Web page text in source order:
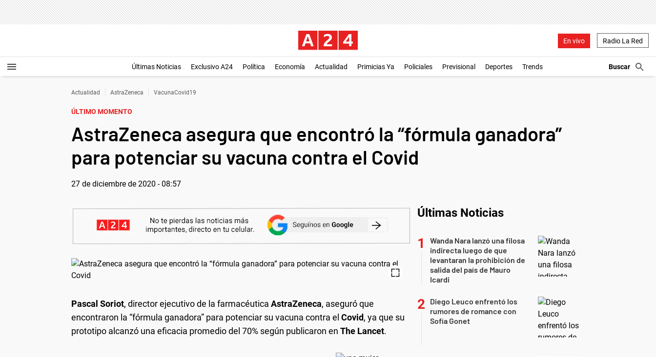
En vivo Radio La Red
Últimas Noticias Exclusivo A24 Política Economía Actualidad Primicias Ya Policiales Previsional Deportes Trends
Actualidad AstraZeneca VacunaCovid19
ÚLTIMO MOMENTO
AstraZeneca asegura que encontró la “fórmula ganadora”
para potenciar su vacuna contra el Covid
27 de diciembre de 2020 - 08:57
Pascal Soriot, director ejecutivo de la farmacéutica AstraZeneca, aseguró que
encontraron la “fórmula ganadora” para potenciar su vacuna contra el Covid, ya que su
prototipo alcanzó una eficacia promedio del 70% según publicaron en The Lancet.
Últimas Noticias
Wanda Nara lanzó una filosa
indirecta luego de que
levantaran la prohibición de
salida del país de Mauro
Icardi
Diego Leuco enfrentó los
rumores de romance con
Sofía Gonet